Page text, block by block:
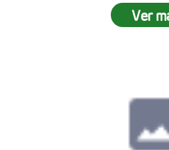
Ver